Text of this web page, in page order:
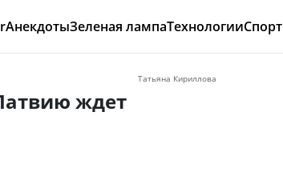
АнекдотыЗеленая лампаТехнологииСпорт
Татьяна Кириллова
ждет